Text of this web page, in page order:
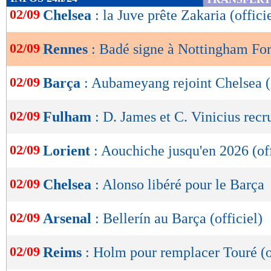
de
OK
02/09 Chelsea : la Juve prête Zakaria
02/09 Rennes : Badé signe à Nottingham
02/09 Barça : Aubameyang rejoint Chelsea
02/09 Fulham : D. James et C. Vinicius
02/09 Lorient : Aouchiche jusqu'en 2026
02/09 Chelsea : Alonso libéré pour le Barça
02/09 Arsenal : Bellerín au Barça (officiel)
02/09 Reims : Holm pour remplacer Touré